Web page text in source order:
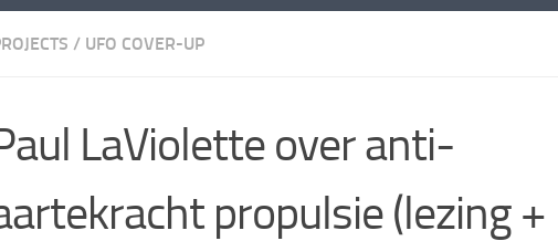
/ UFO COVER-UP
LaViolette over anti-
propulsie (lezing +